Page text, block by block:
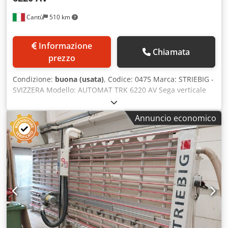
Cantù 510 km
prezzo
Chiamata
Condizione: buona (usata), Codice: 0475 Marca: STRIEBIG -
SVIZZERA Modello: AUTOMAT TRK 6220 AV Sega verticale
automatica per pannelli, dotata di unità di incisione per il
taglio preciso di pannelli in legno, mobili su misura,
cucine, mobili per il bagno, porte, telai di finestre, materie
plastiche e materiali compositi, nonché di vari altri
materiali. Dati tecnici: Lunghezza di taglio mm 5300
Altezza di taglio mm 2200 Profondità di taglio mm 80
Diametro della lama mm 300 F30 Velocità giri/min 4750
Potenza del motore Kw 5,5 Unità di incisione Rulli di
supporto sul piano di lavoro per facilitare la
movimentazione dei pannelli Movimento verticale
automatico con regolatore di velocità Dkodezqu Tkjpfx Af
Sor Movimento orizzontale automatico con regolatore di
Annuncio economico